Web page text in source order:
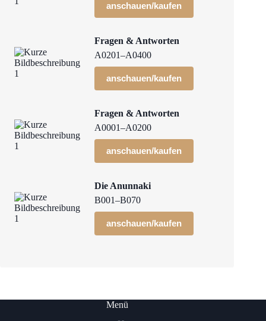
anschauen/kaufen
Fragen & Antworten
A0201–A0400
anschauen/kaufen
Fragen & Antworten
A0001–A0200
anschauen/kaufen
Die Anunnaki
B001–B070
anschauen/kaufen
Menü